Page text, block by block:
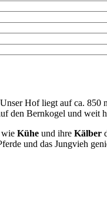
Hof liegt auf ca.
den Bernkogel und weit
wie Kühe und ihre Kälber
und das Jungvieh